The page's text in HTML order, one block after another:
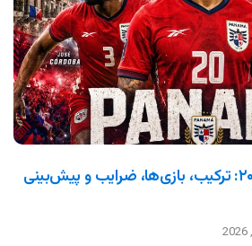
پاناما در جام جهانی ۲۰۲۶: ترکیب، بازی‌ها، ضرایب و پیش‌بینی